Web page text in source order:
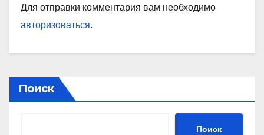
Для отправки комментария вам необходимо
авторизоваться.
Поиск
Поиск